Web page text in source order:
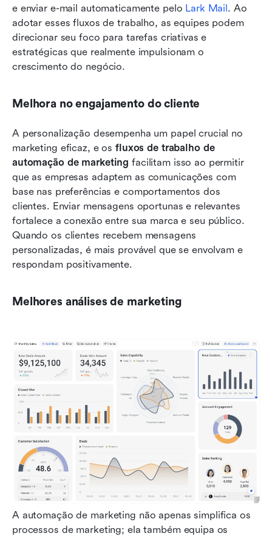
e enviar e-mail automaticamente pelo Lark Mail. Ao
adotar esses fluxos de trabalho, as equipes podem
direcionar seu foco para tarefas criativas e
estratégicas que realmente impulsionam o
crescimento do negócio.
Melhora no engajamento do cliente
A personalização desempenha um papel crucial no
marketing eficaz, e os fluxos de trabalho de
automação de marketing facilitam isso ao permitir
que as empresas adaptem as comunicações com
base nas preferências e comportamentos dos
clientes. Enviar mensagens oportunas e relevantes
fortalece a conexão entre sua marca e seu público.
Quando os clientes recebem mensagens
personalizadas, é mais provável que se envolvam e
respondam positivamente.
Melhores análises de marketing
A automação de marketing não apenas simplifica os
processos de marketing; ela também equipa os